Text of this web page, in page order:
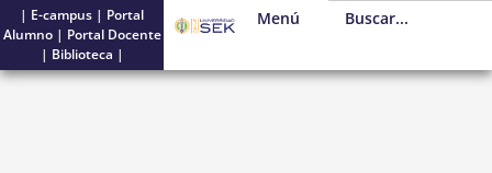
| E-campus | Portal
Alumno| Portal Docente
| Biblioteca |
Menú